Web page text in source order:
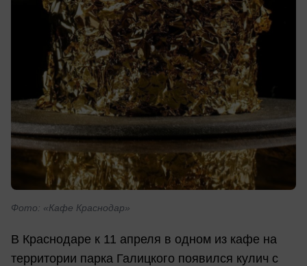
Фото: «Кафе Краснодар»
В Краснодаре к 11 апреля в одном из кафе на
территории парка Галицкого появился кулич с